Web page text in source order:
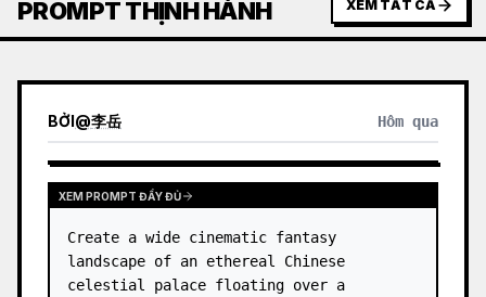
PROMPT THỊNH HÀNH XEM TẤT CẢ
BỞI@李岳 Hôm qua
XEM PROMPT ĐẦY ĐỦ
Create a wide cinematic fantasy
landscape of an ethereal Chinese
celestial palace floating over a